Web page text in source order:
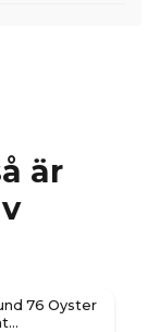
är
76 Oyster